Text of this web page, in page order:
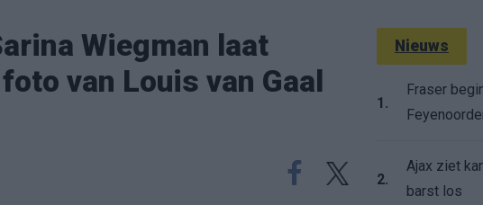
Wiegman laat
van Louis van Gaal
Nieuws
1.
Fraser
2.
Ajax ziet
barst los